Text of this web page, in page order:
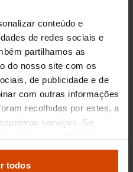
conteúdo e
de redes sociais e
partilhamos as
do nosso site com os
de publicidade e de
com outras informações
recolhidas por estes, a
serviços. Se
de consentimento e
cookies
todos
conectividade
de assistência ao
Estes elementos
uma
e sofisticada.
desportivodisponível
e excelência,
portugueses
para a estrada.